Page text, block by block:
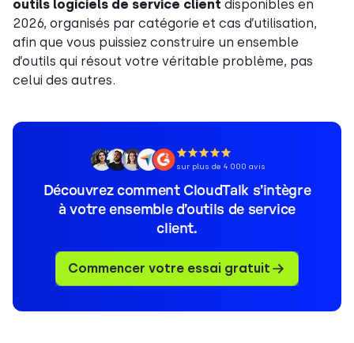
outils logiciels de service client disponibles en
2026, organisés par catégorie et cas d’utilisation,
afin que vous puissiez construire un ensemble
d’outils qui résout votre véritable problème, pas
celui des autres.
sur plus de 4 000 avis
Découvrez comment CloudTalk s’intègre
à votre ensemble d’outils de service
client.
Commencer votre essai gratuit